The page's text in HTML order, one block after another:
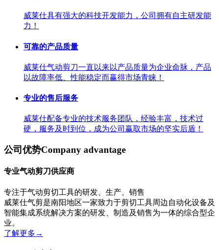
威莱仕具有强大的科技开发能力，公司拥有自主研发能
力！
可靠的产品质量
威莱仕气动剪刀一直以来以产品质量为企业命脉，产品
以故障率低、性能稳定而赢得市场青睐！
专业的售后服务
威莱仕配备专业的技术服务团队，经验丰富，技术过
硬，服务及时到位，成为公司赢取市场的坚实后盾！
公司优势Company advantage
专业气动剪刀供应商
专注于气动剪切工具的研发、生产、销售
威莱仕气剪是南阳地区一家致力于剪切工具周边自动化设备及
智能集成系统解决方案的研发、制造及销售为一体的综合型企
业。
了解更多 →